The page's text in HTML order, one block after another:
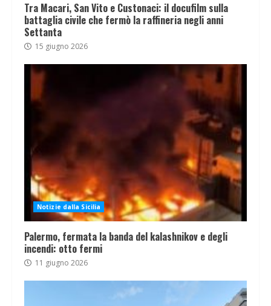
Tra Macari, San Vito e Custonaci: il docufilm sulla
battaglia civile che fermò la raffineria negli anni
Settanta
15 giugno 2026
Notizie dalla Sicilia
Palermo, fermata la banda del kalashnikov e degli
incendi: otto fermi
11 giugno 2026